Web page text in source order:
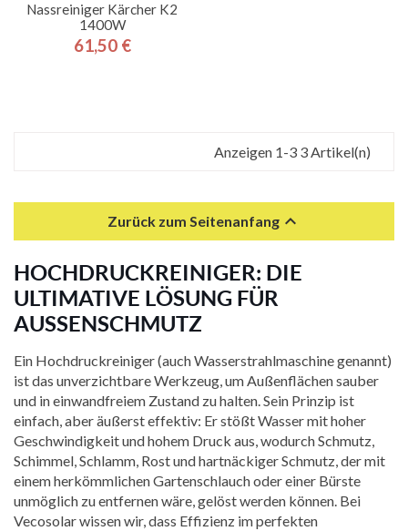
Nassreiniger Kärcher K2
1400W
Preis
61,50 €
Anzeigen 1-3 3 Artikel(n)
Zurück zum Seitenanfang
HOCHDRUCKREINIGER: DIE
ULTIMATIVE LÖSUNG FÜR
AUSSENSCHMUTZ
Ein Hochdruckreiniger (auch Wasserstrahlmaschine genannt)
ist das unverzichtbare Werkzeug, um Außenflächen sauber
und in einwandfreiem Zustand zu halten. Sein Prinzip ist
einfach, aber äußerst effektiv: Er stößt Wasser mit hoher
Geschwindigkeit und hohem Druck aus, wodurch Schmutz,
Schimmel, Schlamm, Rost und hartnäckiger Schmutz, der mit
einem herkömmlichen Gartenschlauch oder einer Bürste
unmöglich zu entfernen wäre, gelöst werden können. Bei
Vecosolar wissen wir, dass Effizienz im perfekten